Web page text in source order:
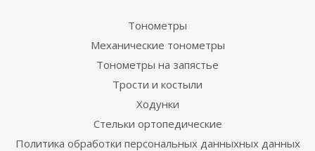
Тонометры
Механические тонометры
Тонометры на запястье
Трости и костыли
Ходунки
Стельки ортопедические
Политика обработки персональных данныхных данных